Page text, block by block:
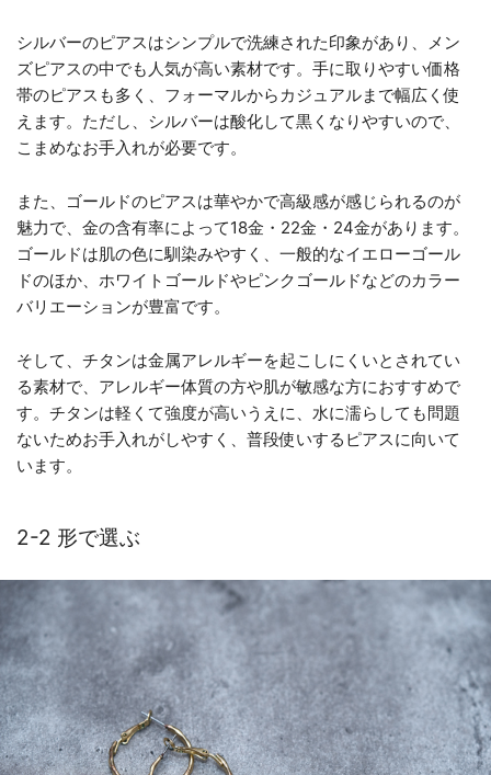
シルバーのピアスはシンプルで洗練された印象があり、メン
ズピアスの中でも人気が高い素材です。手に取りやすい価格
帯のピアスも多く、フォーマルからカジュアルまで幅広く使
えます。ただし、シルバーは酸化して黒くなりやすいので、
こまめなお手入れが必要です。
また、ゴールドのピアスは華やかで高級感が感じられるのが
魅力で、金の含有率によって18金・22金・24金があります。
ゴールドは肌の色に馴染みやすく、一般的なイエローゴール
ドのほか、ホワイトゴールドやピンクゴールドなどのカラー
バリエーションが豊富です。
そして、チタンは金属アレルギーを起こしにくいとされてい
る素材で、アレルギー体質の方や肌が敏感な方におすすめで
す。チタンは軽くて強度が高いうえに、水に濡らしても問題
ないためお手入れがしやすく、普段使いするピアスに向いて
います。
2-2 形で選ぶ